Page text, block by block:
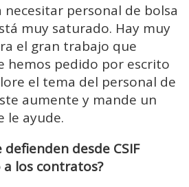
necesitar personal de bolsa
muy saturado. Hay muy
el gran trabajo que
hemos pedido por escrito
el tema del personal de
aumente y mande un
le ayude.
desde CSIF
los contratos?